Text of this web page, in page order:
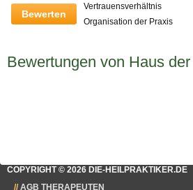
Bewerten
Vertrauensverhältnis
Organisation der Praxis
Bewertungen von Haus
COPYRIGHT © 2026 DIE-HEILPRAKTIKER.DE
AGB THERAPEUTEN